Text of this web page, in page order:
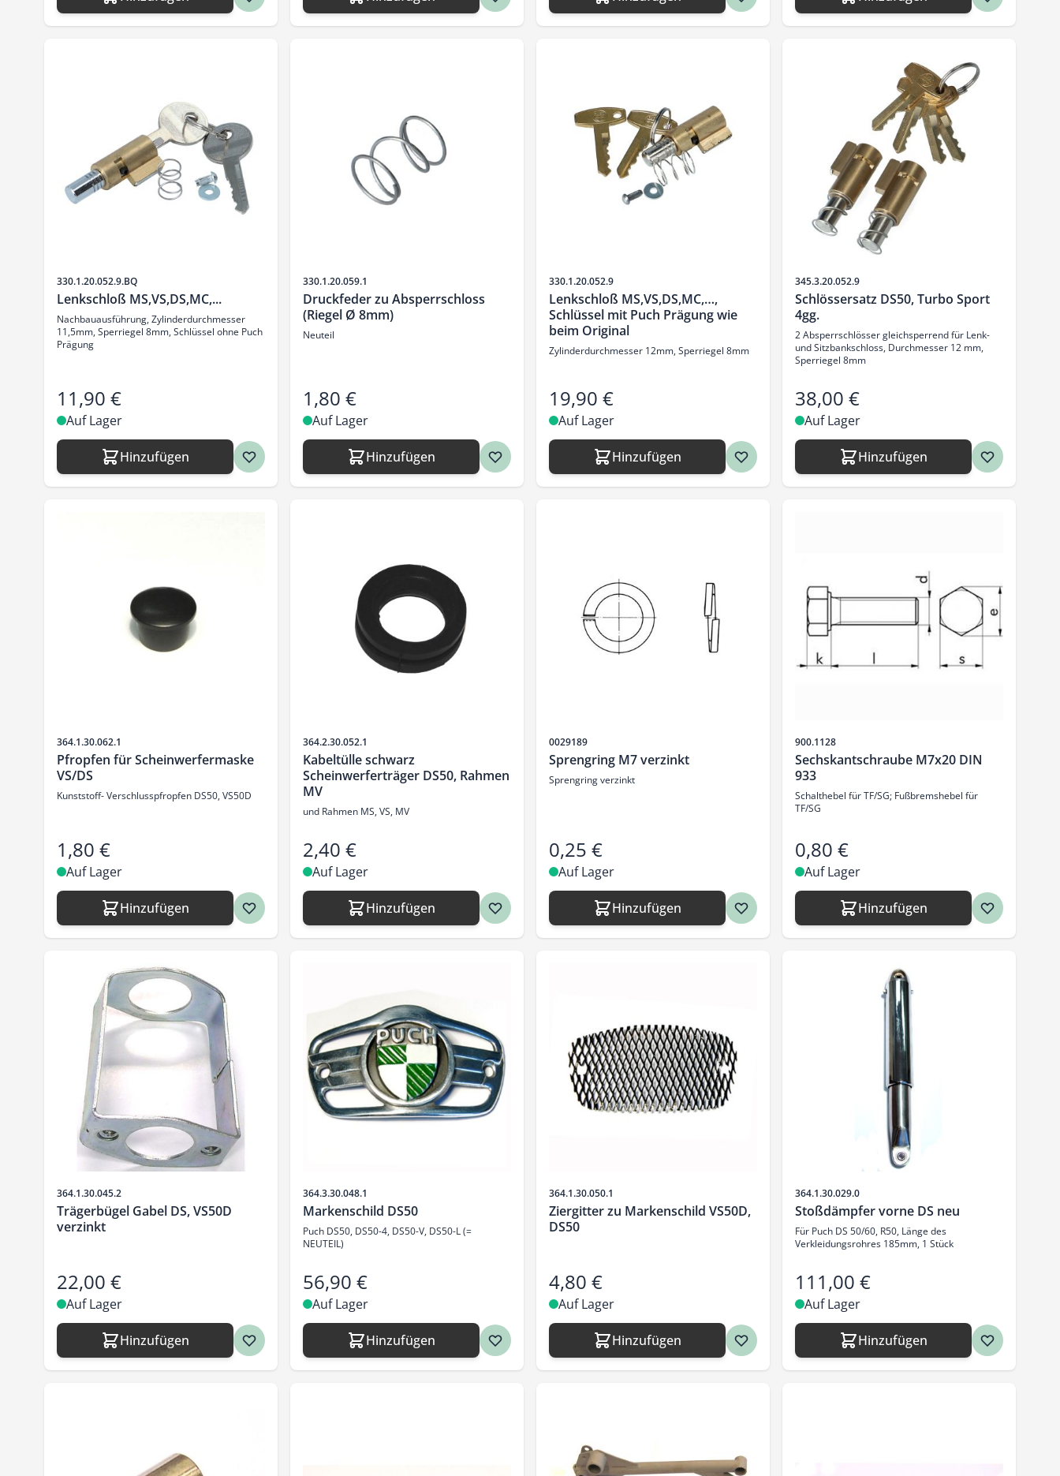
Artikelnr.
330.1.20.052.9.BQ
Lenkschloß MS,VS,DS,MC,...
Nachbauausführung, Zylinderdurchmesser
11,5mm, Sperriegel 8mm, Schlüssel ohne Puch
Prägung
11,90 €
Auf Lager
Hinzufügen
Artikelnr.
330.1.20.059.1
Druckfeder zu Absperrschloss
(Riegel Ø 8mm)
Neuteil
1,80 €
Auf Lager
Hinzufügen
Artikelnr.
330.1.20.052.9
Lenkschloß MS,VS,DS,MC,…,
Schlüssel mit Puch Prägung wie
beim Original
Zylinderdurchmesser 12mm, Sperriegel 8mm
19,90 €
Auf Lager
Hinzufügen
Artikelnr.
345.3.20.052.9
Schlössersatz DS50, Turbo Sport
4gg.
2 Absperrschlösser gleichsperrend für Lenk-
und Sitzbankschloss, Durchmesser 12 mm,
Sperriegel 8mm
38,00 €
Auf Lager
Hinzufügen
Artikelnr.
364.1.30.062.1
Pfropfen für Scheinwerfermaske
VS/DS
Kunststoff- Verschlusspfropfen DS50, VS50D
1,80 €
Auf Lager
Hinzufügen
Artikelnr.
364.2.30.052.1
Kabeltülle schwarz
Scheinwerferträger DS50, Rahmen
MV
und Rahmen MS, VS, MV
2,40 €
Auf Lager
Hinzufügen
Artikelnr.
0029189
Sprengring M7 verzinkt
Sprengring verzinkt
0,25 €
Auf Lager
Hinzufügen
Artikelnr.
900.1128
Sechskantschraube M7x20 DIN
933
Schalthebel für TF/SG; Fußbremshebel für
TF/SG
0,80 €
Auf Lager
Hinzufügen
Artikelnr.
364.1.30.045.2
Trägerbügel Gabel DS, VS50D
verzinkt
22,00 €
Auf Lager
Hinzufügen
Artikelnr.
364.3.30.048.1
Markenschild DS50
Puch DS50, DS50-4, DS50-V, DS50-L (=
NEUTEIL)
56,90 €
Auf Lager
Hinzufügen
Artikelnr.
364.1.30.050.1
Ziergitter zu Markenschild VS50D,
DS50
4,80 €
Auf Lager
Hinzufügen
Artikelnr.
364.1.30.029.0
Stoßdämpfer vorne DS neu
Für Puch DS 50/60, R50, Länge des
Verkleidungsrohres 185mm, 1 Stück
111,00 €
Auf Lager
Hinzufügen